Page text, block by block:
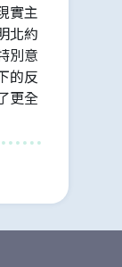
實主
北約
別意
的反
更全